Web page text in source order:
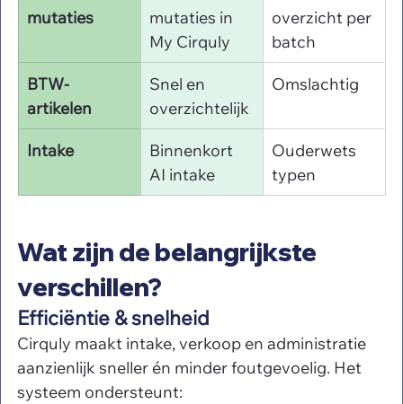
mutaties
mutaties in
My Cirquly
overzicht per
batch
BTW-
artikelen
Snel en
overzichtelijk
Omslachtig
Intake
Binnenkort
AI intake
Ouderwets
typen
Wat zijn de belangrijkste
verschillen?
Efficiëntie & snelheid
Cirquly maakt intake, verkoop en administratie
aanzienlijk sneller én minder foutgevoelig. Het
systeem ondersteunt: